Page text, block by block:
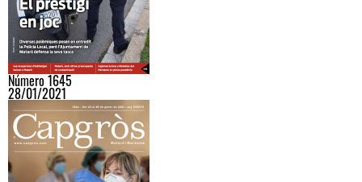
Número 1645
28/01/2021